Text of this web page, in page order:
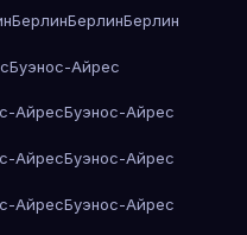
БерлинБерлинБерлин
Буэнос-Айрес
АйресБуэнос-Айрес
АйресБуэнос-Айрес
АйресБуэнос-Айрес